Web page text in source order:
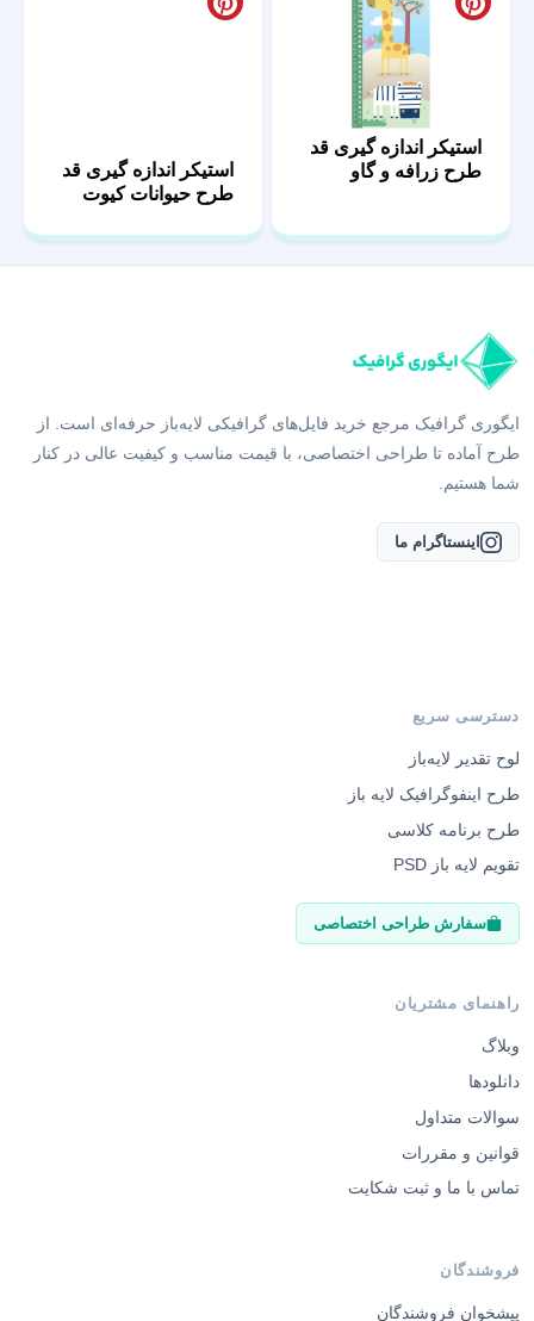
استیکر اندازه گیری قد
طرح زرافه و گاو
طرح حیوانات کیوت
طرح آماده تا طراحی اختصاصی، با قیمت مناسب و کیفیت عالی در کنار
شما هستیم.
اینستاگرام ما
طرح اینفوگرافیک لایه باز
طرح برنامه کلاسی
تقویم لایه باز PSD
سفارش طراحی اختصاصی
دانلودها
سوالات متداول
قوانین و مقررات
تماس با ما و ثبت شکایت